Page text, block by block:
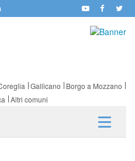
Gallicano
Borgo a Mozzano
Altri comuni